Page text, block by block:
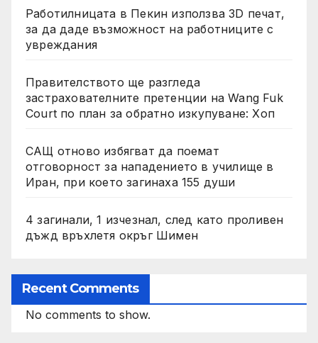
Работилницата в Пекин използва 3D печат,
за да даде възможност на работниците с
увреждания
Правителството ще разгледа
застрахователните претенции на Wang Fuk
Court по план за обратно изкупуване: Хоп
САЩ отново избягват да поемат
отговорност за нападението в училище в
Иран, при което загинаха 155 души
4 загинали, 1 изчезнал, след като проливен
дъжд връхлетя окръг Шимен
Recent Comments
No comments to show.